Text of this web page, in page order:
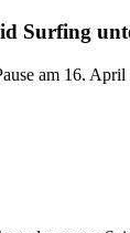
Surfing
am 16.